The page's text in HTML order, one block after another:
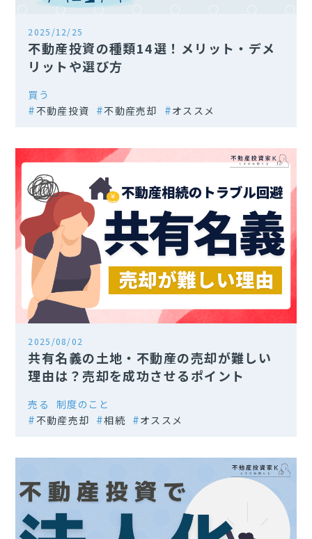
2025/12/25
不動産投資の種類14選！メリット・デメ
リットや選び方
買う
不動産投資
不動産売却 オススメ
2025/08/02
共有名義の土地・不動産の売却が難しい
理由は？売却を成功させるポイント
売る
制度のこと
不動産売却
相続 オススメ